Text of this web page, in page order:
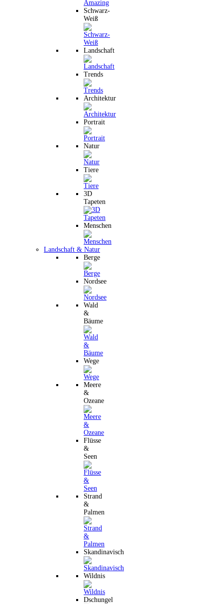
Schwarz-
Weiß
Landschaft
Trends
Architektur
Portrait
Natur
Tiere
3D
Tapeten
Menschen
Landschaft & Natur
Berge
Nordsee
Wald
&
Bäume
Wege
Meere
&
Ozeane
Flüsse
&
Seen
Strand
&
Palmen
Skandinavisch
Wildnis
Dschungel